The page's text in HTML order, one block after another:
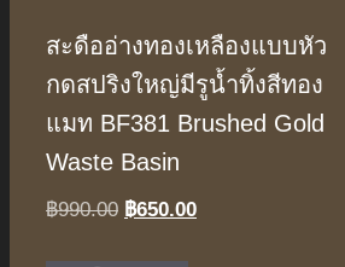
สะดืออ่างทองเหลืองแบบหัว
กดสปริงใหญ่มีรูน้ำทิ้งสีทอง
แมท BF381 Brushed Gold
Waste Basin
฿990.00 Original
฿650.00Current